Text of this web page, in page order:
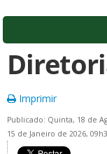
Imprimir
Publicado: Quinta, 18 de
15 de Janeiro de 2026,